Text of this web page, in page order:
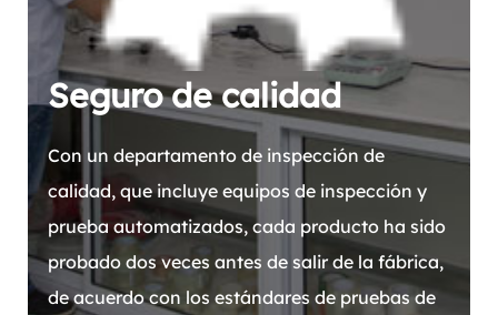
Seguro de calidad
Con un departamento de inspección de
calidad, que incluye equipos de inspección y
prueba automatizados, cada producto ha sido
probado dos veces antes de salir de la fábrica,
de acuerdo con los estándares de pruebas de